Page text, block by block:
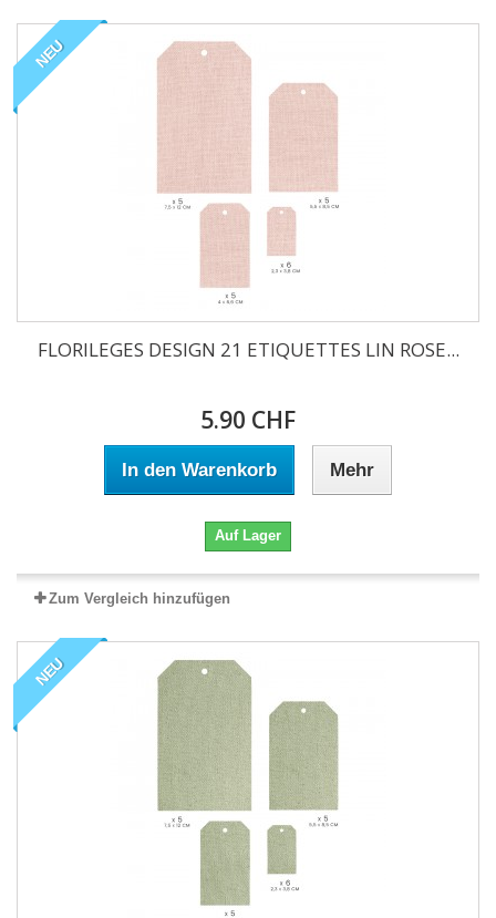
NEU
FLORILEGES DESIGN 21 ETIQUETTES LIN ROSE...
5.90 CHF
In den Warenkorb Mehr
Auf Lager
Zum Vergleich hinzufügen
NEU